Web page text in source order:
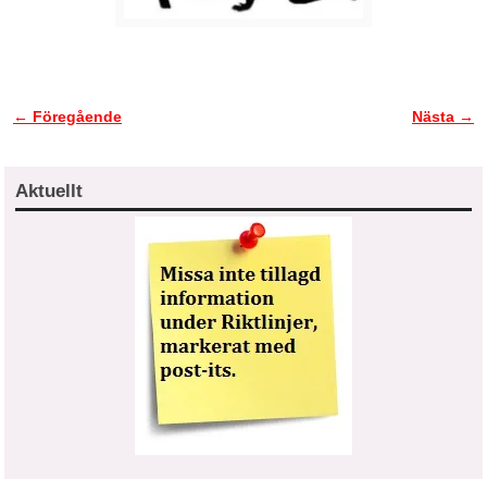
Bildnavigering
← Föregående Nästa →
Aktuellt